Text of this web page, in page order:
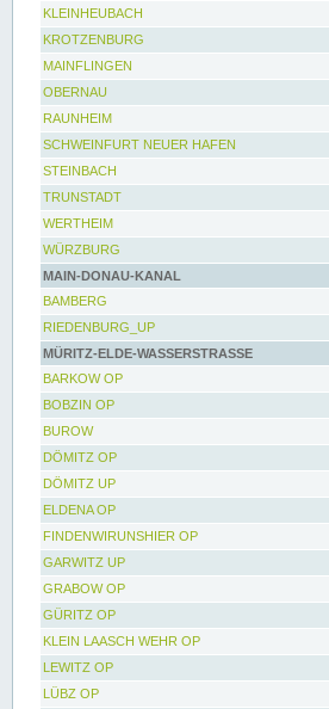
KLEINHEUBACH
KROTZENBURG
MAINFLINGEN
OBERNAU
RAUNHEIM
SCHWEINFURT NEUER HAFEN
STEINBACH
TRUNSTADT
WERTHEIM
WÜRZBURG
MAIN-DONAU-KANAL
BAMBERG
RIEDENBURG_UP
MÜRITZ-ELDE-WASSERSTRASSE
BARKOW OP
BOBZIN OP
BUROW
DÖMITZ OP
DÖMITZ UP
ELDENA OP
FINDENWIRUNSHIER OP
GARWITZ UP
GRABOW OP
GÜRITZ OP
KLEIN LAASCH WEHR OP
LEWITZ OP
LÜBZ OP